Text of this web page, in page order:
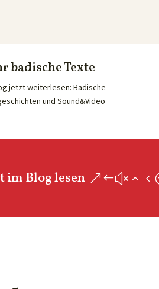
badische Texte
jetzt weiterlesen: Badische
und Sound&Video
im Blog lesen